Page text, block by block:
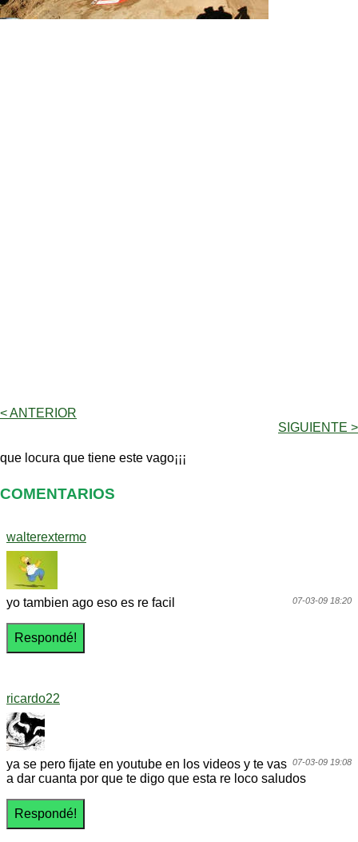
< ANTERIOR
SIGUIENTE >
que locura que tiene este vago¡¡¡
COMENTARIOS
walterextermo
07-03-09 18:20
yo tambien ago eso es re facil
ricardo22
07-03-09 19:08
ya se pero fijate en youtube en los videos y te vas
a dar cuanta por que te digo que esta re loco saludos